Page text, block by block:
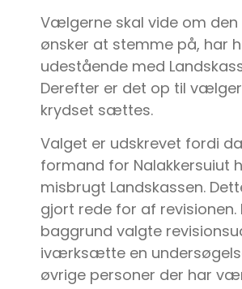
Vælgerne skal vide om
ønsker at stemme på, har
udestående med
Derefter er det op til
krydset sættes.
Valget er udskrevet fordi
formand for Nalakkersuiut
misbrugt Landskassen.
gjort rede for af revisionen.
baggrund valgte
iværksætte en
øvrige personer der har